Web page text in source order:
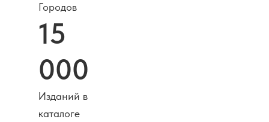
Городов
15
000
Изданий в
каталоге